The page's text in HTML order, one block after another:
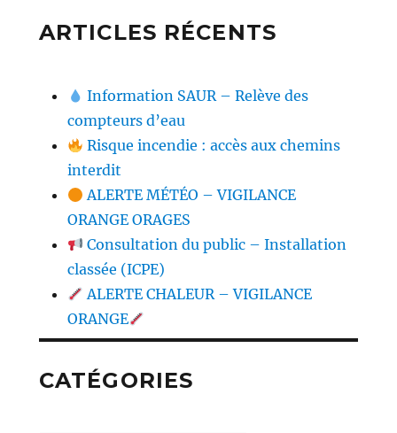
ARTICLES RÉCENTS
Information SAUR – Relève des
compteurs d’eau
Risque incendie : accès aux chemins
interdit
ALERTE MÉTÉO – VIGILANCE
ORANGE ORAGES
Consultation du public – Installation
classée (ICPE)
ALERTE CHALEUR – VIGILANCE
ORANGE
CATÉGORIES